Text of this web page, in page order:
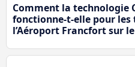
Comment la technologie
fonctionne-t-elle pour
l’Aéroport Francfort sur